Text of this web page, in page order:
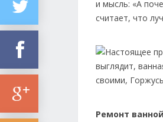
и мысль: «А
считает, что
Ремонт